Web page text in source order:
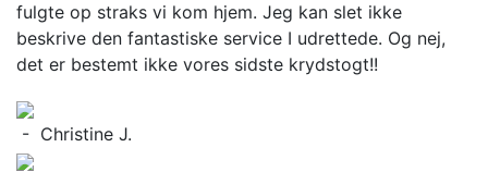
fulgte op straks vi kom hjem. Jeg kan slet ikke
beskrive den fantastiske service I udrettede. Og nej,
det er bestemt ikke vores sidste krydstogt!!
- Christine J.